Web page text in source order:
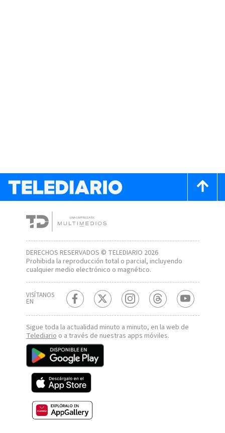
DERECHOS RESERVADOS © TELEDIARIO 2026
Prohibida la reproducción total o parcial, incluyendo
cualquier medio electrónico o magnético.
VISÍTANOS
EN
Sigue toda la actualidad minuto a minuto, en la web de
Telediario o a través de nuestras apps móviles.